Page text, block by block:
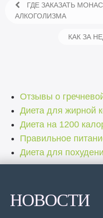
ГДЕ ЗАКАЗАТЬ
АЛКОГОЛИЗМА
КАК ЗА
Отзывы о
Диета для жирной
Диета на 1200
Правильное
Диета для
НОВОСТИ